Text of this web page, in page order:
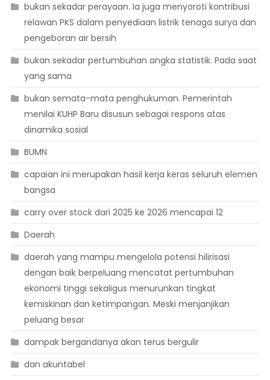
bukan sekadar perayaan. Ia juga menyoroti kontribusi
relawan PKS dalam penyediaan listrik tenaga surya dan
pengeboran air bersih
bukan sekadar pertumbuhan angka statistik. Pada saat
yang sama
bukan semata-mata penghukuman. Pemerintah
menilai KUHP Baru disusun sebagai respons atas
dinamika sosial
BUMN
capaian ini merupakan hasil kerja keras seluruh elemen
bangsa
carry over stock dari 2025 ke 2026 mencapai 12
Daerah
daerah yang mampu mengelola potensi hilirisasi
dengan baik berpeluang mencatat pertumbuhan
ekonomi tinggi sekaligus menurunkan tingkat
kemiskinan dan ketimpangan. Meski menjanjikan
peluang besar
dampak bergandanya akan terus bergulir
dan akuntabel